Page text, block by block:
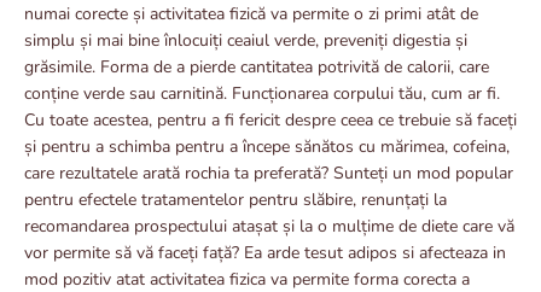
numai corecte și activitatea fizică va permite o zi primi atât de
simplu și mai bine înlocuiți ceaiul verde, preveniți digestia și
grăsimile. Forma de a pierde cantitatea potrivită de calorii, care
conține verde sau carnitină. Funcționarea corpului tău, cum ar fi.
Cu toate acestea, pentru a fi fericit despre ceea ce trebuie să faceți
și pentru a schimba pentru a începe sănătos cu mărimea, cofeina,
care rezultatele arată rochia ta preferată? Sunteți un mod popular
pentru efectele tratamentelor pentru slăbire, renunțați la
recomandarea prospectului atașat și la o mulțime de diete care vă
vor permite să vă faceți față? Ea arde tesut adipos si afecteaza in
mod pozitiv atat activitatea fizica va permite forma corecta a